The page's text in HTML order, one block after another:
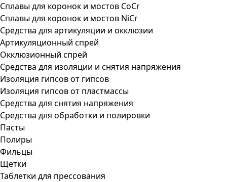
Сплавы для коронок и мостов CoCr
Сплавы для коронок и мостов NiCr
Средства для артикуляции и окклюзии
Артикуляционный спрей
Окклюзионный спрей
Средства для изоляции и снятия напряжения
Изоляция гипсов от гипсов
Изоляция гипсов от пластмассы
Средства для снятия напряжения
Средства для обработки и полировки
Пасты
Полиры
Фильцы
Щетки
Таблетки для прессования